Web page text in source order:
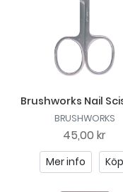
Brushworks Nail
BRUSHWORKS
45,00 kr
Mer info Köp